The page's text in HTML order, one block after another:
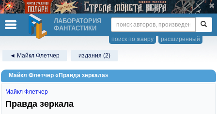
ЛАБОРАТОРИЯ
ФАНТАСТИКИ
расширенный
поиск по жанру
◄ Майкл Флетчер издания (2)
Майкл Флетчер «Правда зеркала»
Майкл Флетчер
Правда зеркала